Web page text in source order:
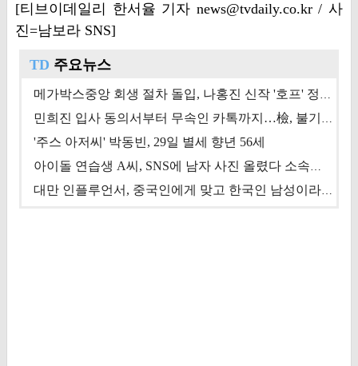
[티브이데일리 한서율 기자 news@tvdaily.co.kr / 사
진=남보라 SNS]
TD 주요뉴스
메가박스중앙 회생 절차 돌입, 나홍진 신작 '호프' 정상 개봉에 쏠린 시선 [상반기 결산 기획]
민희진 입사 동의서부터 무속인 카톡까지…檢, 불기소 처분 근거들 [이슈&톡]
'주스 아저씨' 박동빈, 29일 별세 향년 56세
아이돌 연습생 A씨, SNS에 남자 사진 올렸다 소속사 퇴출
대만 인플루언서, 중국인에게 맞고 한국인 남성이라 진술 '후폭풍'